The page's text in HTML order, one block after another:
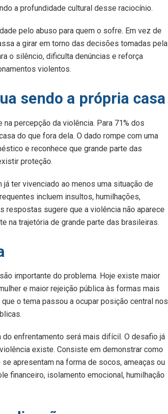
a profundidade cultural desse raciocínio.
pelo abuso para quem o sofre. Em vez de
a girar em torno das decisões tomadas pela
o silêncio, dificulta denúncias e reforça
violentos.
sendo a própria casa
percepção da violência. Para 71% dos
do que fora dela. O dado rompe com uma
e reconhece que grande parte das
proteção.
ter vivenciado ao menos uma situação de
incluem insultos, humilhações,
respostas sugere que a violência não aparece
na trajetória de grande parte das brasileiras.
importante do problema. Hoje existe maior
e maior rejeição pública às formas mais
o tema passou a ocupar posição central nos
enfrentamento será mais difícil. O desafio já
existe. Consiste em demonstrar como
apresentam na forma de socos, ameaças ou
financeiro, isolamento emocional, humilhação